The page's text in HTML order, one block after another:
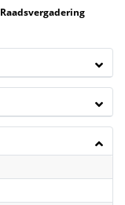
Raadsvergadering